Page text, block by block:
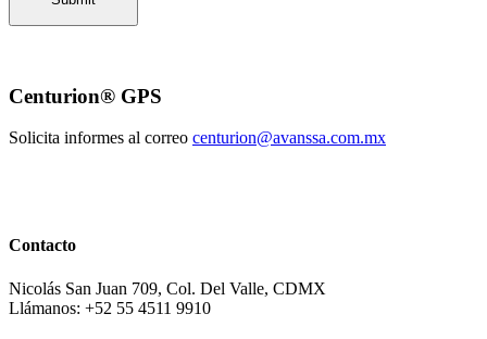
Centurion® GPS
Solicita informes al correo centurion@avanssa.com.mx
Contacto
Nicolás San Juan 709, Col. Del Valle, CDMX
Llámanos: +52 55 4511 9910